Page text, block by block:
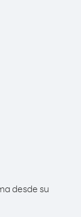
desde su